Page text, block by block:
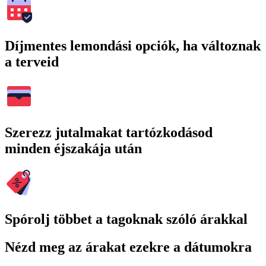
Díjmentes lemondási opciók, ha változnak
a terveid
Szerezz jutalmakat tartózkodásod
minden éjszakája után
Spórolj többet a tagoknak szóló árakkal
Nézd meg az árakat ezekre a dátumokra